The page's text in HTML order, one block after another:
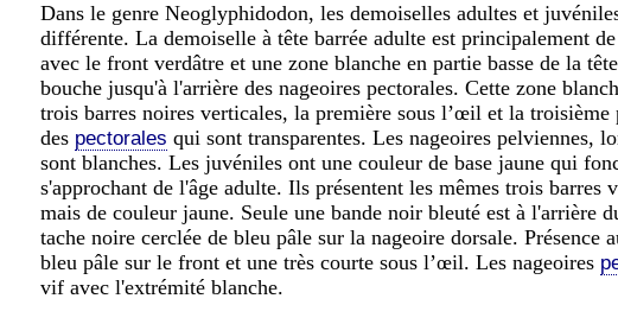
Dans le genre Neoglyphidodon, les demoiselles adultes et
différente. La demoiselle à tête barrée adulte est principalement
avec le front verdâtre et une zone blanche en partie basse de la
bouche jusqu'à l'arrière des nageoires pectorales. Cette zone
trois barres noires verticales, la première sous l’œil et la troisième
des pectorales qui sont transparentes. Les nageoires pelviennes,
sont blanches. Les juvéniles ont une couleur de base jaune qui
s'approchant de l'âge adulte. Ils présentent les mêmes trois barres
mais de couleur jaune. Seule une bande noir bleuté est à l'arrière
tache noire cerclée de bleu pâle sur la nageoire dorsale. Présence
bleu pâle sur le front et une très courte sous l’œil. Les nageoires
vif avec l'extrémité blanche.